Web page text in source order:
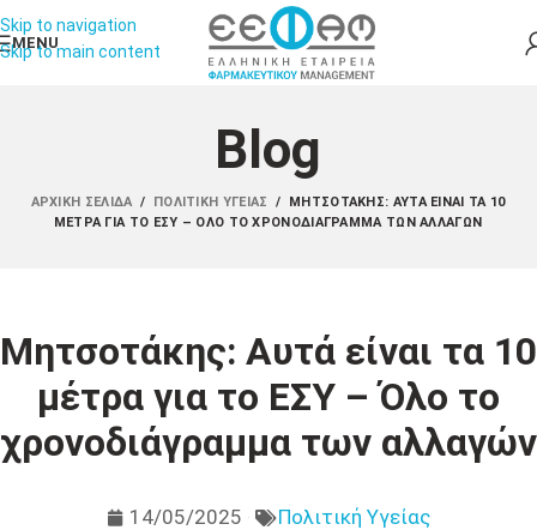
Skip to navigation
Skip to main content
MENU
Blog
ΑΡΧΙΚΉ ΣΕΛΊΔΑ / ΠΟΛΙΤΙΚΉ ΥΓΕΊΑΣ /
ΜΗΤΣΟΤΆΚΗΣ: ΑΥΤΆ ΕΊΝΑΙ ΤΑ 10
ΜΈΤΡΑ ΓΙΑ ΤΟ ΕΣΥ – ΌΛΟ ΤΟ ΧΡΟΝΟΔΙΆΓΡΑΜΜΑ ΤΩΝ ΑΛΛΑΓΏΝ
Μητσοτάκης: Αυτά είναι τα 10
μέτρα για το ΕΣΥ – Όλο το
χρονοδιάγραμμα των αλλαγών
14/05/2025 Πολιτική Υγείας